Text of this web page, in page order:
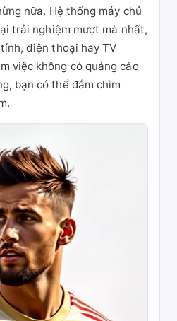
nữa. Hệ thống máy chủ
trải nghiệm mượt mà nhất,
điện thoại hay TV
việc không có quảng cáo
bạn có thể đắm chìm